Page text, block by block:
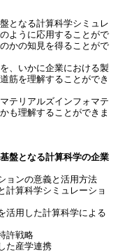
となる計算科学シミュレ
ように応用することがで
かの知見を得ることがで
、いかに企業における製
筋を理解することができ
テリアルズインフォマテ
も理解することができま
盤となる計算科学の企業
ョンの意義と活用方法
算科学シミュレーショ
活用した計算科学による
許戦略
た産学連携